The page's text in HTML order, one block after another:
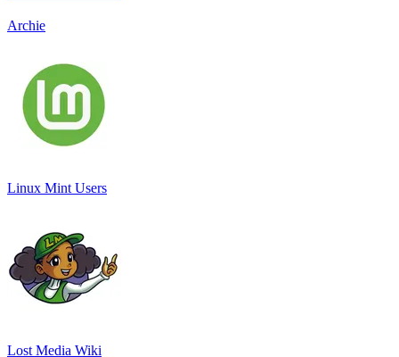
Archie
Linux Mint Users
Lost Media Wiki